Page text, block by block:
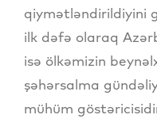
qiymətləndirildiyini
ilk dəfə olaraq
isə ölkəmizin
şəhərsalma
mühüm